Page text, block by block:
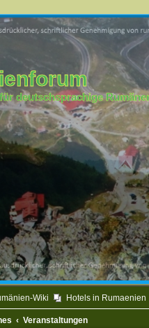
deutschsprachige
Wiki Hotels in Rumaenien
Veranstaltungen